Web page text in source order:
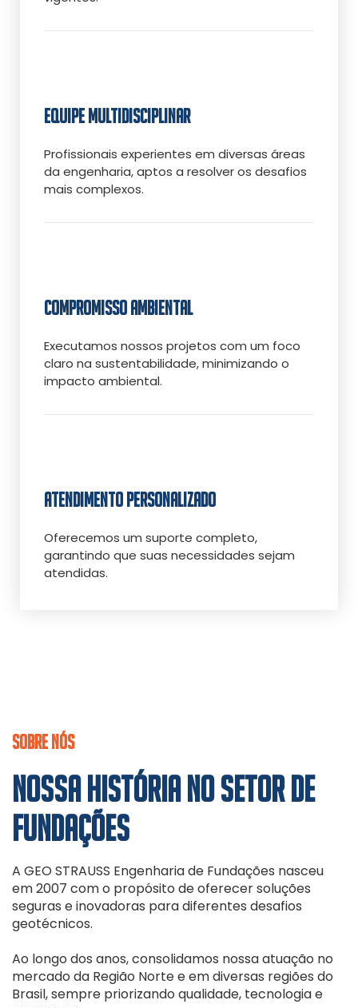
EQUIPE MULTIDISCIPLINAR
Profissionais experientes em diversas áreas
da engenharia, aptos a resolver os desafios
mais complexos.
COMPROMISSO AMBIENTAL
Executamos nossos projetos com um foco
claro na sustentabilidade, minimizando o
impacto ambiental.
ATENDIMENTO PERSONALIZADO
Oferecemos um suporte completo,
garantindo que suas necessidades sejam
atendidas.
SOBRE NÓS
NOSSA HISTÓRIA NO SETOR DE
FUNDAÇÕES
A GEO STRAUSS Engenharia de Fundações nasceu
em 2007 com o propósito de oferecer soluções
seguras e inovadoras para diferentes desafios
geotécnicos.
Ao longo dos anos, consolidamos nossa atuação no
mercado da Região Norte e em diversas regiões do
Brasil, sempre priorizando qualidade, tecnologia e